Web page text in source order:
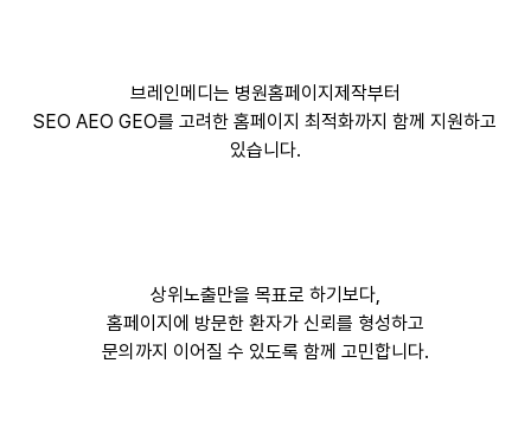
브레인메디는 병원홈페이지제작부터
SEO AEO GEO를 고려한 홈페이지 최적화까지 함께 지원하고
있습니다.
상위노출만을 목표로 하기보다,
홈페이지에 방문한 환자가 신뢰를 형성하고
문의까지 이어질 수 있도록 함께 고민합니다.